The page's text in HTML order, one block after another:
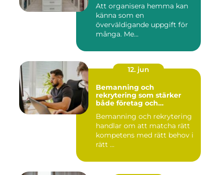
Att organisera hemma kan
känna som en
överväldigande uppgift för
många. Me...
12. jun
Bemanning och
rekrytering som stärker
både företag och
Bemanning och rekrytering
handlar om att matcha rätt
kompetens med rätt behov i
rätt ...